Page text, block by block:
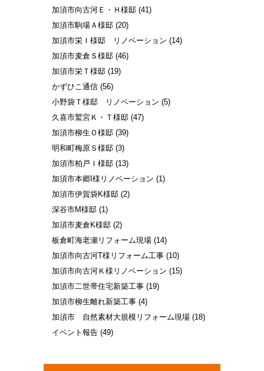
加須市向古河Ｅ・Ｈ様邸 (41)
加須市駒場Ａ様邸 (20)
加須市栄Ｉ様邸 リノベーション (14)
加須市麦倉Ｓ様邸 (46)
加須市栄Ｔ様邸 (19)
かずひこ通信 (56)
小野袋Ｔ様邸 リノベーション (5)
久喜市鷲宮Ｋ・Ｔ様邸 (47)
加須市柳生Ｏ様邸 (39)
明和町梅原Ｓ様邸 (3)
加須市柏戸Ｉ様邸 (13)
加須市本郷I様リノベーション (1)
加須市伊賀袋K様邸 (2)
深谷市M様邸 (1)
加須市麦倉K様邸 (2)
板倉町海老瀬リフォーム現場 (14)
加須市向古河T様リフォーム工事 (10)
加須市向古河Ｋ様リノベーション (15)
加須市二世帯住宅新築工事 (19)
加須市柳生離れ新築工事 (4)
加須市 自然素材大規模リフォーム現場 (18)
イベント報告 (49)